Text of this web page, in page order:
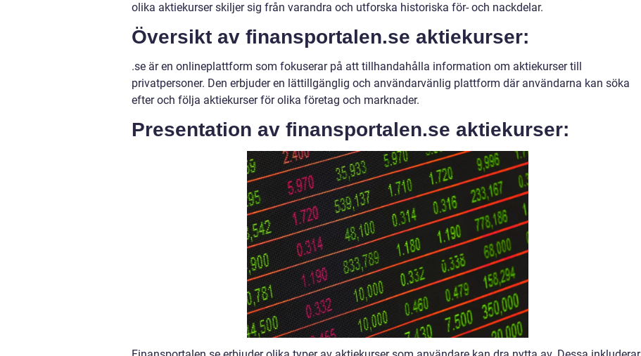
olika aktiekurser skiljer sig från varandra och utforska historiska för- och nackdelar.
Översikt av finansportalen.se aktiekurser:
.se är en onlineplattform som fokuserar på att tillhandahålla information om aktiekurser till
privatpersoner. Den erbjuder en lättillgänglig och användarvänlig plattform där användarna kan söka
efter och följa aktiekurser för olika företag och marknader.
Presentation av finansportalen.se aktiekurser: